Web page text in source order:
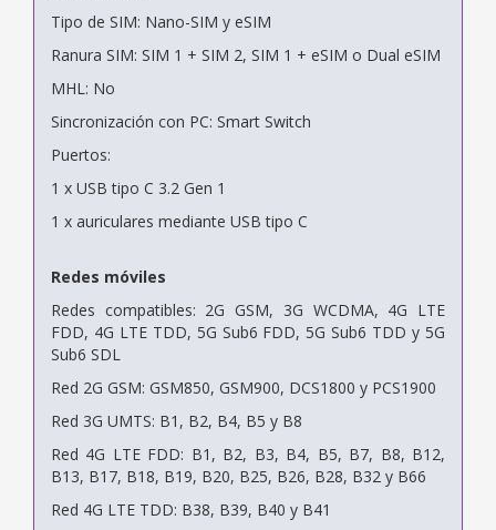
Tipo de SIM: Nano-SIM y eSIM
Ranura SIM: SIM 1 + SIM 2, SIM 1 + eSIM o Dual eSIM
MHL: No
Sincronización con PC: Smart Switch
Puertos:
1 x USB tipo C 3.2 Gen 1
1 x auriculares mediante USB tipo C
Redes móviles
Redes compatibles: 2G GSM, 3G WCDMA, 4G LTE
FDD, 4G LTE TDD, 5G Sub6 FDD, 5G Sub6 TDD y 5G
Sub6 SDL
Red 2G GSM: GSM850, GSM900, DCS1800 y PCS1900
Red 3G UMTS: B1, B2, B4, B5 y B8
Red 4G LTE FDD: B1, B2, B3, B4, B5, B7, B8, B12,
B13, B17, B18, B19, B20, B25, B26, B28, B32 y B66
Red 4G LTE TDD: B38, B39, B40 y B41